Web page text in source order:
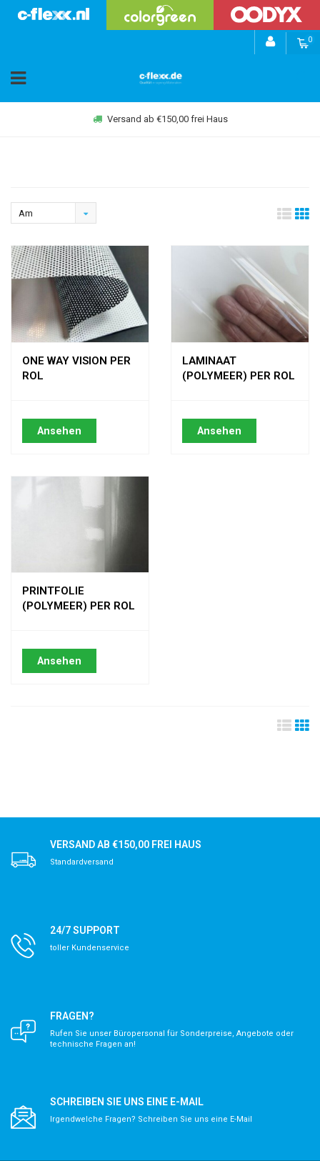
0
Versand ab €150,00 frei Haus
Am
angesehen
ONE WAY VISION PER
ROL
Ansehen
LAMINAAT
(POLYMEER) PER ROL
Ansehen
PRINTFOLIE
(POLYMEER) PER ROL
Ansehen
VERSAND AB €150,00 FREI HAUS
Standardversand
24/7 SUPPORT
toller Kundenservice
FRAGEN?
Rufen Sie unser Büropersonal für Sonderpreise, Angebote oder
technische Fragen an!
SCHREIBEN SIE UNS EINE E-MAIL
Irgendwelche Fragen? Schreiben Sie uns eine E-Mail